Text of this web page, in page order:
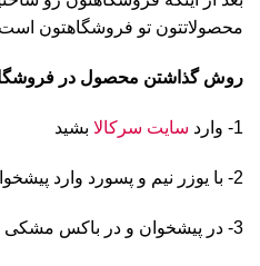
محصولاتتون تو فروشگاهتون است
روش گذاشتن محصول در
1- وارد سایت سرکالا بشید
2- با یوزر نیم و پسورد وارد پیشخوان فروشگاه خودتون بشید
3- در پیشخوان و در باکس مشکی وسط صفحه منو را باز کنوید